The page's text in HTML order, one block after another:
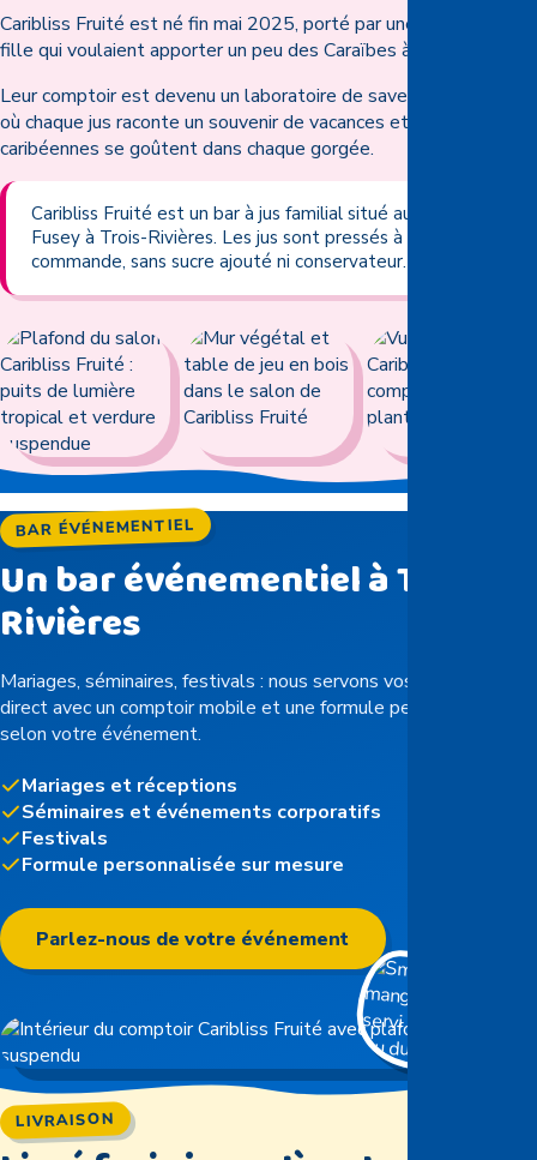
Caribliss Fruité est né fin mai 2025, porté par une mère et sa
fille qui voulaient apporter un peu des Caraïbes à Trois-Rivières.
Leur comptoir est devenu un laboratoire de saveurs et d'idées,
où chaque jus raconte un souvenir de vacances et où les valeurs
caribéennes se goûtent dans chaque gorgée.
Caribliss Fruité est un bar à jus familial situé au 34 Rue
Fusey à Trois-Rivières. Les jus sont pressés à la
commande, sans sucre ajouté ni conservateur.
BAR ÉVÉNEMENTIEL
Un bar événementiel à Trois-
Rivières
Mariages, séminaires, festivals : nous servons vos invités en
direct avec un comptoir mobile et une formule personnalisée
selon votre événement.
Mariages et réceptions
Séminaires et événements corporatifs
Festivals
Formule personnalisée sur mesure
Parlez-nous de votre événement
LIVRAISON